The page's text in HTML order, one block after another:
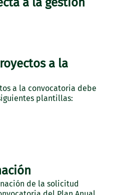
a la
a la convocatoria debe
plantillas:
de la solicitud